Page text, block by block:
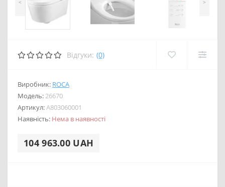
< >
Відгуки: (0)
Виробник: ROCA
Модель:26670
Артикул:A803060001
Наявність: Нема в наявності
104 963.00 UAH